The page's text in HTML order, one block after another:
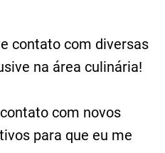
contato com diversas
na área culinária!
com novos
para que eu me